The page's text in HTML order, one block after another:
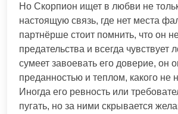
Но Скорпион ищет в любви не
настоящую связь, где нет места
партнёрше стоит помнить, что он
предательства и всегда чувствует
сумеет завоевать его доверие, он
преданностью и теплом, какого не
Иногда его ревность или
пугать, но за ними скрывается